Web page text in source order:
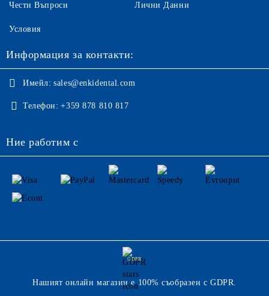
Чести Въпроси Лични Данни
Условия
Информация за контакти:
Имейл: sales@enkidental.com
Телефон: +359 878 810 817
Ние работим с
GDPR
Нашият онлайн магазин е 100% съобразен с GDPR.